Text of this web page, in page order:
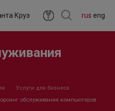
rus eng
Круз
Услуги для бизнеса
обслуживания компьютеров